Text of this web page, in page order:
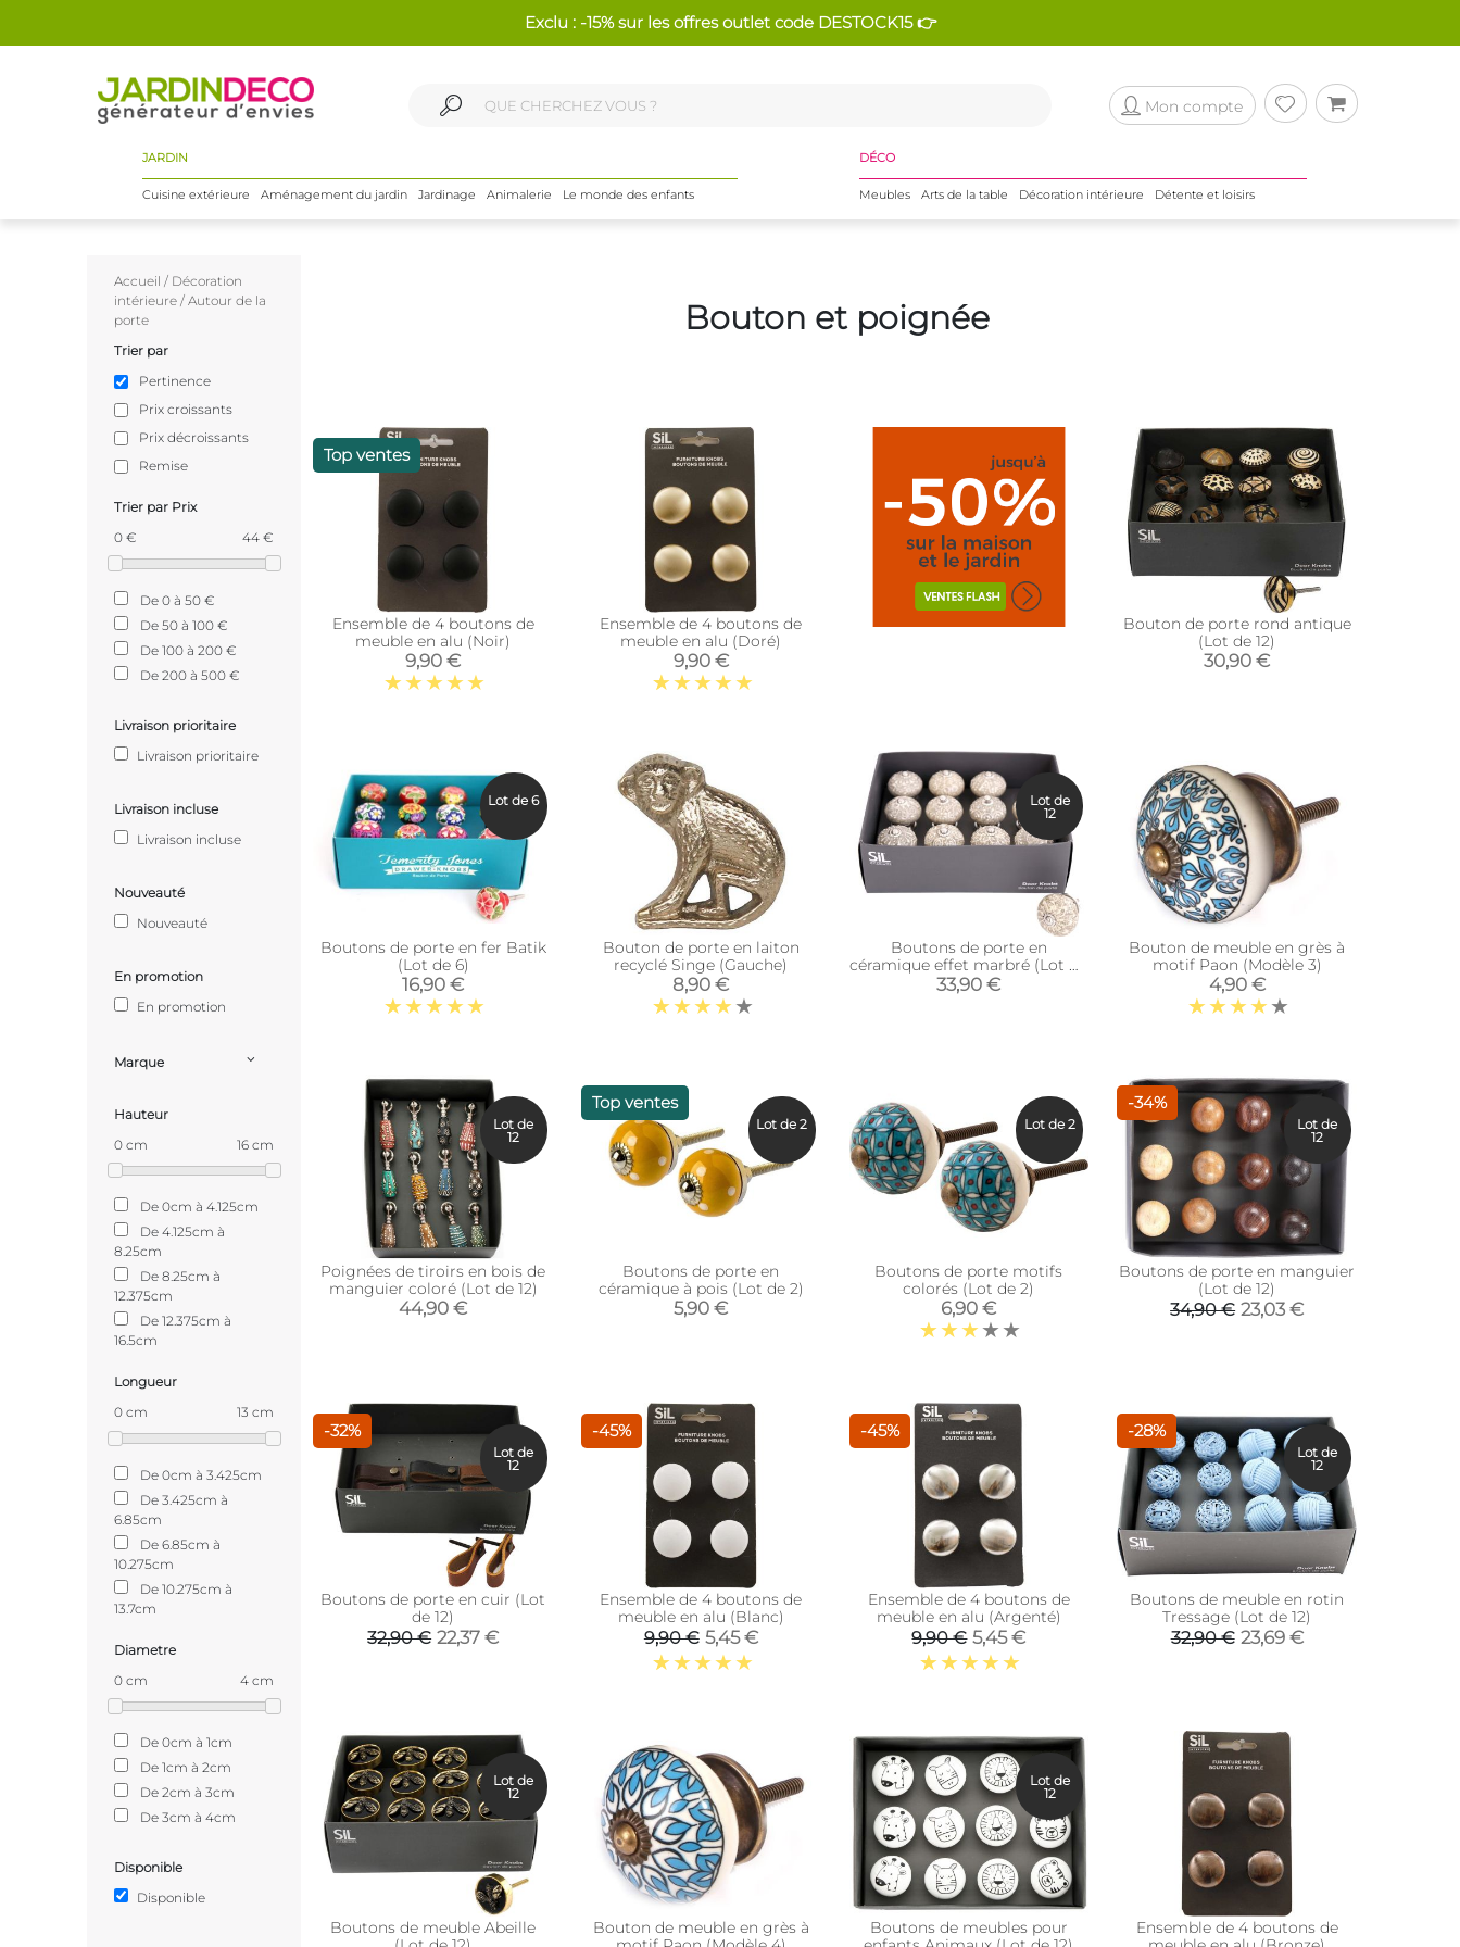
Exclu : -15% sur les offres outlet code DESTOCK15 👉
Mon compte
JARDIN
Cuisine extérieure Aménagement du jardin Jardinage Animalerie Le monde des enfants
DÉCO
Meubles Arts de la table Décoration intérieure Détente et loisirs
Accueil / Décoration
intérieure / Autour de la
porte
Trier par
Pertinence
Prix croissants
Prix décroissants
Remise
Trier par Prix
0 €
44 €
De 0 à 50 €
De 50 à 100 €
De 100 à 200 €
De 200 à 500 €
Livraison prioritaire
Livraison prioritaire
Livraison incluse
Livraison incluse
Nouveauté
Nouveauté
En promotion
En promotion
Marque
Hauteur
0 cm
16 cm
De 0cm à 4.125cm
De 4.125cm à
8.25cm
De 8.25cm à
12.375cm
De 12.375cm à
16.5cm
Longueur
0 cm
13 cm
De 0cm à 3.425cm
De 3.425cm à
6.85cm
De 6.85cm à
10.275cm
De 10.275cm à
13.7cm
Diametre
0 cm
4 cm
De 0cm à 1cm
De 1cm à 2cm
De 2cm à 3cm
De 3cm à 4cm
Disponible
Disponible
Bouton et poignée
Top ventes
Ensemble de 4 boutons de
meuble en alu (Noir)
9,90 €
Ensemble de 4 boutons de
meuble en alu (Doré)
9,90 €
Bouton de porte rond antique
(Lot de 12)
30,90 €
Boutons de porte en fer Batik
(Lot de 6)
16,90 €
Lot de 6
Bouton de porte en laiton
recyclé Singe (Gauche)
8,90 €
Boutons de porte en
céramique effet marbré (Lot de
12)
33,90 €
Lot de
12
Bouton de meuble en grès à
motif Paon (Modèle 3)
4,90 €
Poignées de tiroirs en bois de
manguier coloré (Lot de 12)
44,90 €
Lot de
12
Top ventes
Boutons de porte en
céramique à pois (Lot de 2)
5,90 €
Lot de 2
Boutons de porte motifs
colorés (Lot de 2)
6,90 €
Lot de 2
-34%
Boutons de porte en manguier
(Lot de 12)
34,90 € 23,03 €
Lot de
12
-32%
Boutons de porte en cuir (Lot
de 12)
32,90 € 22,37 €
Lot de
12
-45%
Ensemble de 4 boutons de
meuble en alu (Blanc)
9,90 € 5,45 €
-45%
Ensemble de 4 boutons de
meuble en alu (Argenté)
9,90 € 5,45 €
-28%
Boutons de meuble en rotin
Tressage (Lot de 12)
32,90 € 23,69 €
Lot de
12
Boutons de meuble Abeille
Lot de
12
Bouton de meuble en grès à
Boutons de meubles pour
Lot de
12
Ensemble de 4 boutons de